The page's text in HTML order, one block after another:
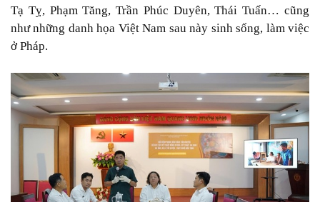
Tạ Tỵ, Phạm Tăng, Trần Phúc Duyên, Thái Tuấn… cũng
như những danh họa Việt Nam sau này sinh sống, làm việc
ở Pháp.